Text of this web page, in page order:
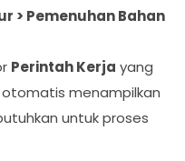
> Pemenuhan Bahan
Perintah Kerja yang
otomatis menampilkan
untuk proses